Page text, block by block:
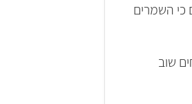
השמרים
שוב